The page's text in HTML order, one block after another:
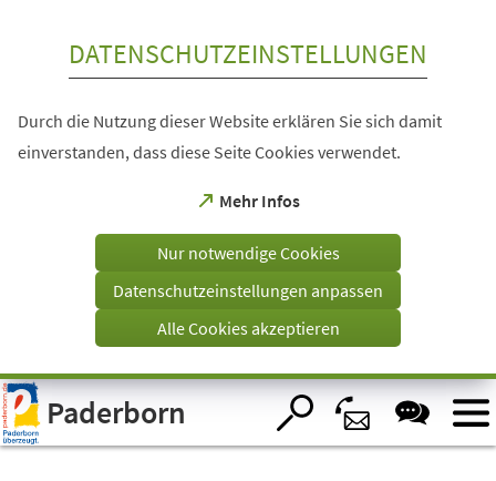
Visuelle
Assistenzsoftware
öffnen.
DATENSCHUTZEINSTELLUNGEN
Durch die Nutzung dieser Website erklären Sie sich damit
einverstanden, dass diese Seite Cookies verwendet.
Mehr Infos
(Öffnet
einem
Tab)
Nur notwendige Cookies
Datenschutzeinstellungen anpassen
Alle Cookies akzeptieren
Paderborn